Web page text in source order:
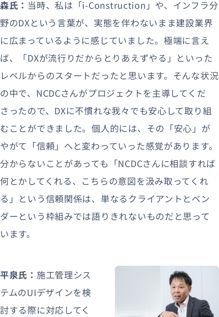
森氏： 当時、私は「i-Construction」や、インフラ分
野のDXという言葉が、実態を伴わないまま建設業界
に広まっているように感じていました。極端に言え
ば、「DXが流行りだからとりあえずやる」といった
レベルからのスタートだったと思います。そんな状況
の中で、NCDCさんがプロジェクトを主導してくだ
さったので、DXに不慣れな我々でも安心して取り組
むことができました。個人的には、その「安心」が
やがて「信頼」へと変わっていった感覚があります。
分からないことがあっても「NCDCさんに相談すれば
何とかしてくれる、こちらの意図を汲み取ってくれ
る」という信頼関係は、単なるクライアントとベン
ダーという枠組みでは語りきれないものだと思って
います。
平泉氏： 施工管理シス
テムのUIデザインを検
討する際に対応してく